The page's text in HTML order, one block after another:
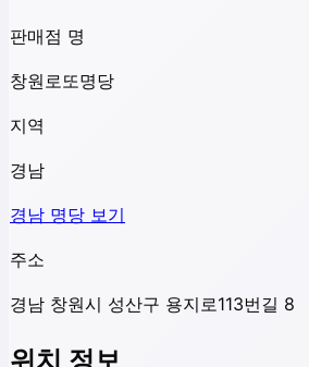
판매점 명
창원로또명당
지역
경남
경남 명당 보기
주소
경남 창원시 성산구 용지로113번길 8
위치 정보